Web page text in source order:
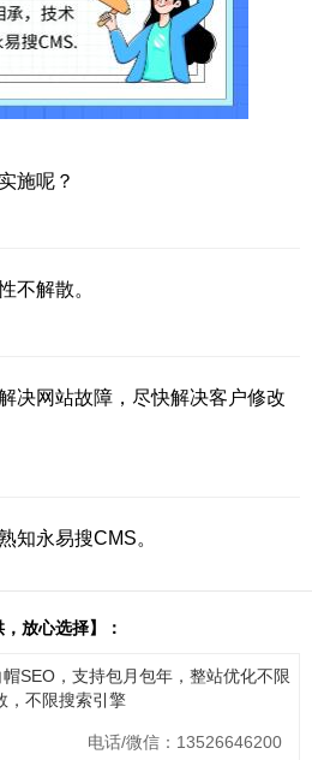
施呢？
不解散。
决网站故障，尽快解决客户修改
知永易搜CMS。
放心选择】：
SEO，支持包月包年，整站优化不限
，不限搜索引擎
电话/微信：13526646200